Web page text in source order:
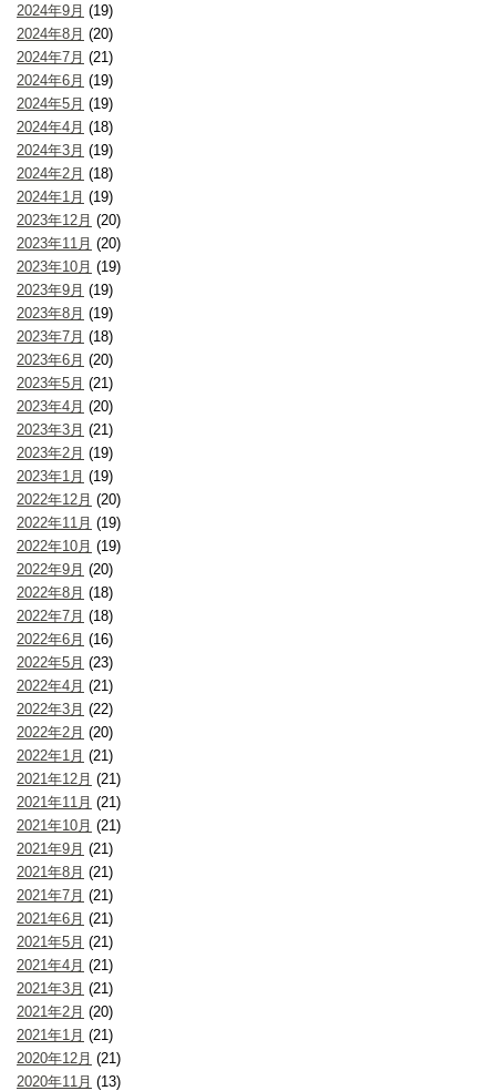
2024年9月 (19)
2024年8月 (20)
2024年7月 (21)
2024年6月 (19)
2024年5月 (19)
2024年4月 (18)
2024年3月 (19)
2024年2月 (18)
2024年1月 (19)
2023年12月 (20)
2023年11月 (20)
2023年10月 (19)
2023年9月 (19)
2023年8月 (19)
2023年7月 (18)
2023年6月 (20)
2023年5月 (21)
2023年4月 (20)
2023年3月 (21)
2023年2月 (19)
2023年1月 (19)
2022年12月 (20)
2022年11月 (19)
2022年10月 (19)
2022年9月 (20)
2022年8月 (18)
2022年7月 (18)
2022年6月 (16)
2022年5月 (23)
2022年4月 (21)
2022年3月 (22)
2022年2月 (20)
2022年1月 (21)
2021年12月 (21)
2021年11月 (21)
2021年10月 (21)
2021年9月 (21)
2021年8月 (21)
2021年7月 (21)
2021年6月 (21)
2021年5月 (21)
2021年4月 (21)
2021年3月 (21)
2021年2月 (20)
2021年1月 (21)
2020年12月 (21)
2020年11月 (13)